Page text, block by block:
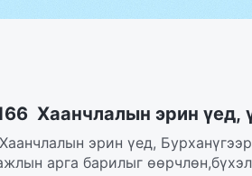
Хаанчлалын эрин үед,
эрин үед,
арга барилыг